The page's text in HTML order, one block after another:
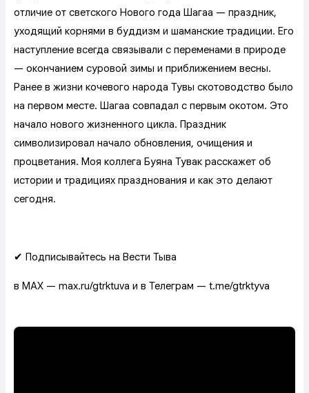
отличие от светского Нового года Шагаа — праздник,
уходящий корнями в буддизм и шаманские традиции. Его
наступление всегда связывали с переменами в природе
— окончанием суровой зимы и приближением весны.
Ранее в жизни кочевого народа Тувы скотоводство было
на первом месте. Шагаа совпадал с первым окотом. Это
начало нового жизненного цикла. Праздник
символизировал начало обновления, очищения и
процветания. Моя коллега Буяна Тувак расскажет об
истории и традициях празднования и как это делают
сегодня.
✔ Подписывайтесь на Вести Тыва
в MAX — max.ru/gtrktuva и в Телеграм — t.me/gtrktyva